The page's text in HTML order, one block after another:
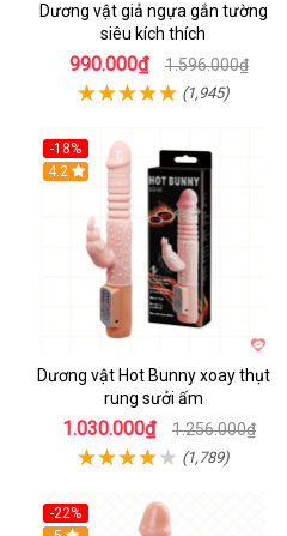
Dương vật giả ngựa gắn tường
siêu kích thích
990.000₫ 1.596.000₫
(1,945)
-18%
Hot
4.2
Dương vật Hot Bunny xoay thụt
rung sưởi ấm
1.030.000₫ 1.256.000₫
(1,789)
-22%